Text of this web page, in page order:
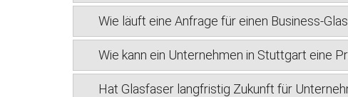
Wie läuft eine Anfrage für einen Business-
Wie kann ein Unternehmen in Stuttgart eine
Hat Glasfaser langfristig Zukunft für